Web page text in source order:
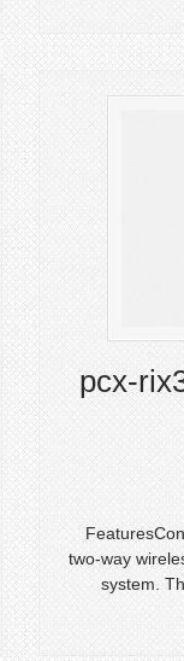
pcx-
two-way
system.